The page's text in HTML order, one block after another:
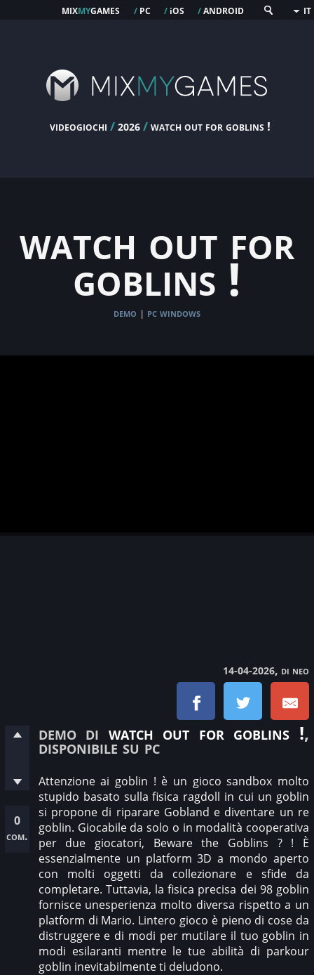
mixmygames / pc / ios /android IT
videogiochi / 2026 /watch out for goblins !
watch out for
goblins !
demo | pc windows
14-04-2026, di neo
0
com.
demo di watch out for goblins !,
disponibile su pc
Attenzione ai goblin ! è un gioco sandbox molto
stupido basato sulla fisica ragdoll in cui un goblin
si propone di riparare Gobland e diventare un re
goblin. Giocabile da solo o in modalità cooperativa
per due giocatori, Beware the Goblins ? ! È
essenzialmente un platform 3D a mondo aperto
con molti oggetti da collezionare e sfide da
completare. Tuttavia, la fisica precisa dei 98 goblin
fornisce unesperienza molto diversa rispetto a un
platform di Mario. Lintero gioco è pieno di cose da
distruggere e di modi per mutilare il tuo goblin in
modi esilaranti mentre le tue abilità di parkour
goblin inevitabilmente ti deludono.